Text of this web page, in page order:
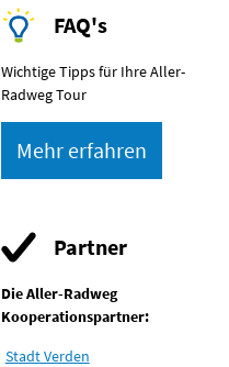
FAQ's
Wichtige Tipps für Ihre Aller-
Radweg Tour
Mehr erfahren
Partner
Die Aller-Radweg
Kooperationspartner:
Stadt Verden